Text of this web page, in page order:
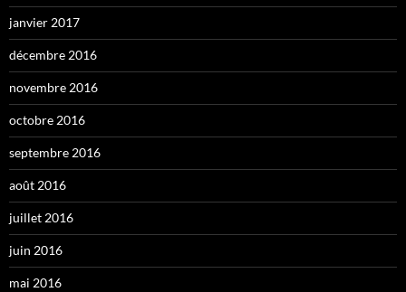
janvier 2017
décembre 2016
novembre 2016
octobre 2016
septembre 2016
août 2016
juillet 2016
juin 2016
mai 2016